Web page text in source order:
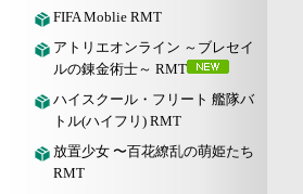
FIFA Moblie RMT
アトリエオンライン ～ブレセイ
ルの錬金術士～ RMT
ハイスクール・フリート 艦隊バ
トル(ハイフリ) RMT
放置少女 〜百花繚乱の萌姫たち
RMT